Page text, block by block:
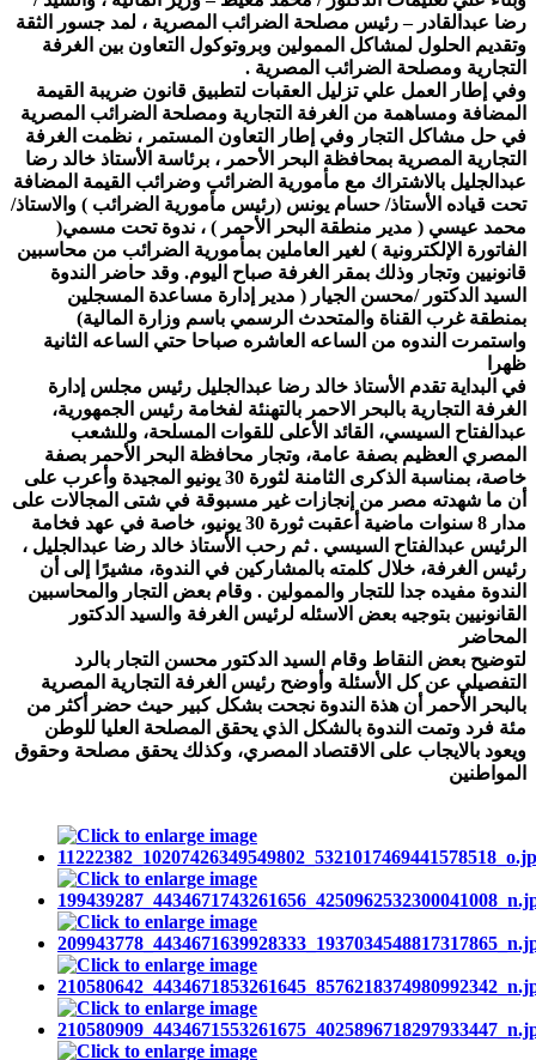
رضا عبدالقادر – رئيس مصلحة الضرائب المصرية ، لمد جسور الثقة
وتقديم الحلول لمشاكل الممولين وبروتوكول التعاون بين الغرفة
التجارية ومصلحة الضرائب المصرية .
وفي إطار العمل علي تزليل العقبات لتطبيق قانون ضريبة القيمة
المضافة ومساهمة من الغرفة التجارية ومصلحة الضرائب المصرية
في حل مشاكل التجار وفي إطار التعاون المستمر ، نظمت الغرفة
التجارية المصرية بمحافظة البحر الأحمر ، برئاسة الأستاذ خالد رضا
عبدالجليل بالاشتراك مع مأمورية الضرائب وضرائب القيمة المضافة
تحت قياده الأستاذ/ حسام يونس (رئيس مأمورية الضرائب ) والاستاذ/
محمد عيسي ( مدير منطقة البحر الأحمر ) ، ندوة تحت مسمي(
الفاتورة الإلكترونية ) لغير العاملين بمأمورية الضرائب من محاسبين
قانونيين وتجار وذلك بمقر الغرفة صباح اليوم. وقد حاضر الندوة
السيد الدكتور /محسن الجيار ( مدير إدارة مساعدة المسجلين
بمنطقة غرب القناة والمتحدث الرسمي باسم وزارة المالية)
واستمرت الندوه من الساعه العاشره صباحا حتي الساعه الثانية
ظهرا
في البداية تقدم الأستاذ خالد رضا عبدالجليل رئيس مجلس إدارة
الغرفة التجارية بالبحر الاحمر بالتهنئة لفخامة رئيس الجمهورية،
عبدالفتاح السيسي، القائد الأعلى للقوات المسلحة، وللشعب
المصري العظيم بصفة عامة، وتجار محافظة البحر الأحمر بصفة
خاصة، بمناسبة الذكرى الثامنة لثورة 30 يونيو المجيدة وأعرب على
أن ما شهدته مصر من إنجازات غير مسبوقة في شتى المجالات على
مدار 8 سنوات ماضية أعقبت ثورة 30 يونيو، خاصة في عهد فخامة
الرئيس عبدالفتاح السيسي . ثم رحب الأستاذ خالد رضا عبدالجليل ،
رئيس الغرفة، خلال كلمته بالمشاركين في الندوة، مشيرًا إلى أن
الندوة مفيده جدا للتجار والممولين . وقام بعض التجار والمحاسبين
القانونيين بتوجيه بعض الاسئله لرئيس الغرفة والسيد الدكتور
المحاضر
لتوضيح بعض النقاط وقام السيد الدكتور محسن التجار بالرد
التفصيلي عن كل الأسئلة وأوضح رئيس الغرفة التجارية المصرية
بالبحر الأحمر أن هذة الندوة نجحت بشكل كبير حيث حضر أكثر من
مئة فرد وتمت الندوة بالشكل الذي يحقق المصلحة العليا للوطن
ويعود بالايجاب على الاقتصاد المصري، وكذلك يحقق مصلحة وحقوق
المواطنين